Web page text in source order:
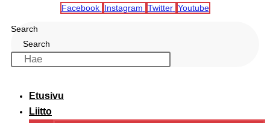
Facebook Instagram Twitter Youtube
Search
Search
Etusivu
Liitto